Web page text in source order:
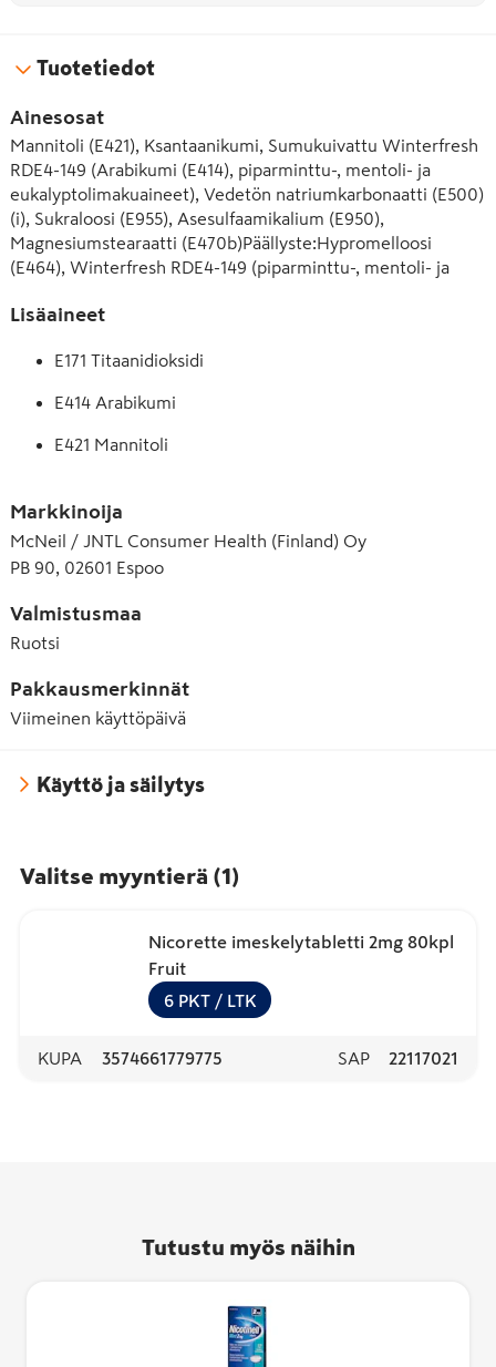
Tuotetiedot
Ainesosat
Mannitoli (E421), Ksantaanikumi, Sumukuivattu Winterfresh
RDE4-149 (Arabikumi (E414), piparminttu-, mentoli- ja
eukalyptolimakuaineet), Vedetön natriumkarbonaatti (E500)
(i), Sukraloosi (E955), Asesulfaamikalium (E950),
Magnesiumstearaatti (E470b)Päällyste:Hypromelloosi
(E464), Winterfresh RDE4-149 (piparminttu-, mentoli- ja
(E955)Sepifilm Gloss (Hypromelloosi (E464), mikrokiteinen
Titaanidioksidi (E171)), Asesulfaamikalium (E950),
Lisäaineet
E171 Titaanidioksidi
E414 Arabikumi
E421 Mannitoli
(polysorbaatti 80)
E460 Mikrokiteinen selluloosa
E470b Rasvahappojen magnesiumsuolat
E500(i) E500 Natriumkarbonaatti (i)
E555 Kaliumalumiinisilikaatti
Markkinoija
McNeil / JNTL Consumer Health (Finland) Oy
PB 90, 02601 Espoo
Valmistusmaa
Ruotsi
Pakkausmerkinnät
Viimeinen käyttöpäivä
Käyttö ja säilytys
Valitse myyntierä (1 )
Nicorette imeskelytabletti 2mg 80kpl
Fruit
6 PKT / LTK
KUPA 3574661779775 SAP 22117021
Tutustu myös näihin